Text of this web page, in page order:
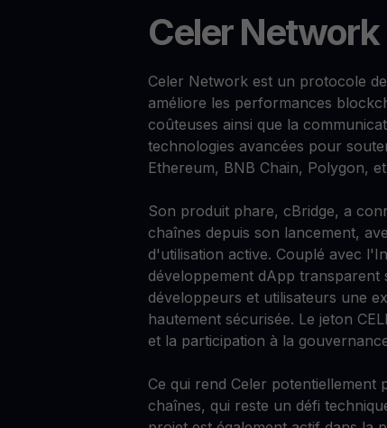
Celer Network
Celer Network est un protocole
améliore les performances
coûteuses ainsi que la
technologies avancées pour
Ethereum, BNB Chain, Polygon,
Son produit phare, cBridge, a
chaînes depuis son lancement,
d'utilisation active. Couplé avec
développement dApp
développeurs et utilisateurs une
hautement sécurisée. Le jeton
et la participation à la
Ce qui rend Celer
chaînes, qui reste un défi